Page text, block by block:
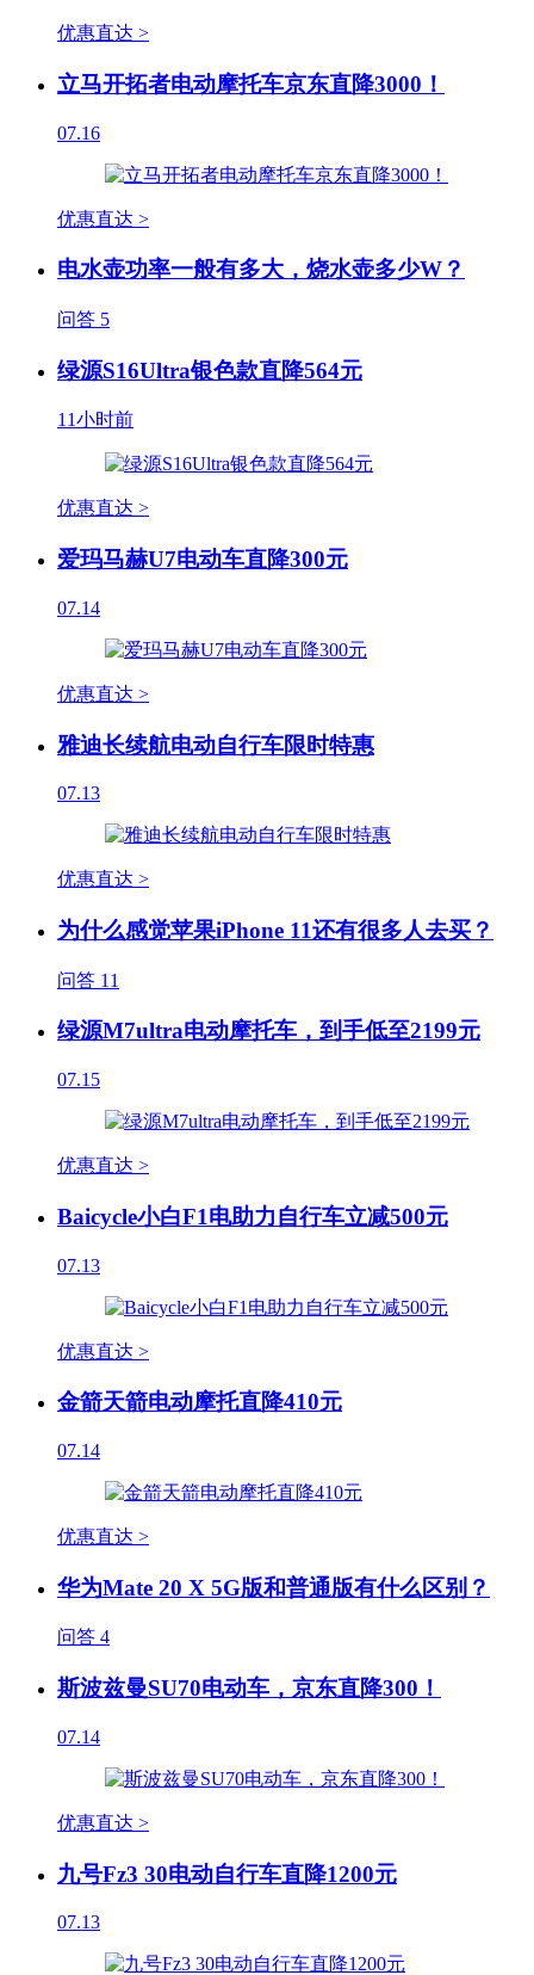
优惠直达 >
立马开拓者电动摩托车京东直降3000！
07.16
优惠直达 >
电水壶功率一般有多大，烧水壶多少W？
问答 5
绿源S16Ultra银色款直降564元
11小时前
优惠直达 >
爱玛马赫U7电动车直降300元
07.14
优惠直达 >
雅迪长续航电动自行车限时特惠
07.13
优惠直达 >
为什么感觉苹果iPhone 11还有很多人去买？
问答 11
绿源M7ultra电动摩托车，到手低至2199元
07.15
优惠直达 >
Baicycle小白F1电助力自行车立减500元
07.13
优惠直达 >
金箭天箭电动摩托直降410元
07.14
优惠直达 >
华为Mate 20 X 5G版和普通版有什么区别？
问答 4
斯波兹曼SU70电动车，京东直降300！
07.14
优惠直达 >
九号Fz3 30电动自行车直降1200元
07.13